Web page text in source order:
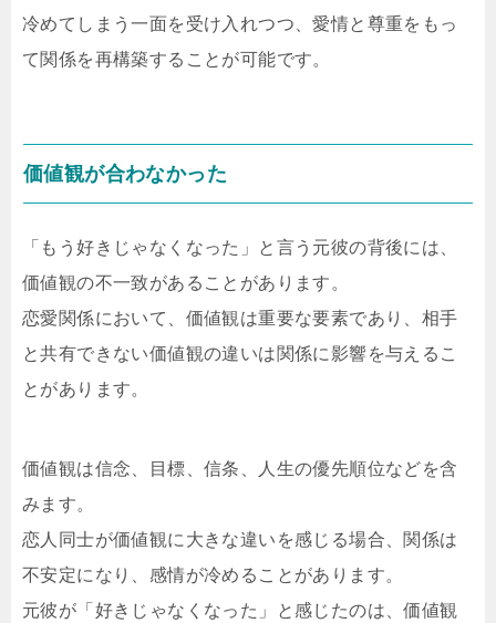
冷めてしまう一面を受け入れつつ、愛情と尊重をもっ
て関係を再構築することが可能です。
価値観が合わなかった
「もう好きじゃなくなった」と言う元彼の背後には、
価値観の不一致があることがあります。
恋愛関係において、価値観は重要な要素であり、相手
と共有できない価値観の違いは関係に影響を与えるこ
とがあります。
価値観は信念、目標、信条、人生の優先順位などを含
みます。
恋人同士が価値観に大きな違いを感じる場合、関係は
不安定になり、感情が冷めることがあります。
元彼が「好きじゃなくなった」と感じたのは、価値観